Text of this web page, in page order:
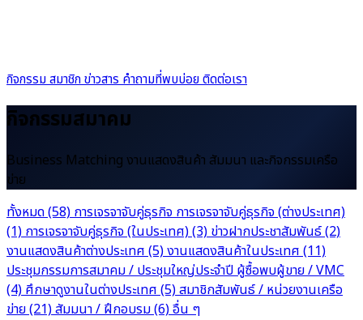
กิจกรรมสมาชิกข่าวสารคำถามที่พบบ่อยติดต่อเรา
กิจกรรมสมาคม
Business Matching งานแสดงสินค้า สัมมนา และกิจกรรมเครือ
ข่าย
ทั้งหมด(58) การเจรจาจับคู่ธุรกิจ การเจรจาจับคู่ธุรกิจ (ต่างประเทศ)
(1) การเจรจาจับคู่ธุรกิจ (ในประเทศ)(3) ข่าวฝากประชาสัมพันธ์(2)
งานแสดงสินค้าต่างประเทศ (5)งานแสดงสินค้าในประเทศ (11)
ประชุมกรรมการสมาคม / ประชุมใหญ่ประจำปี ผู้ซื้อพบผู้ขาย / VMC
(4) ศึกษาดูงานในต่างประเทศ (5)สมาชิกสัมพันธ์ / หน่วยงานเครือ
ข่าย(21)สัมมนา / ฝึกอบรม(6)อื่น ๆ